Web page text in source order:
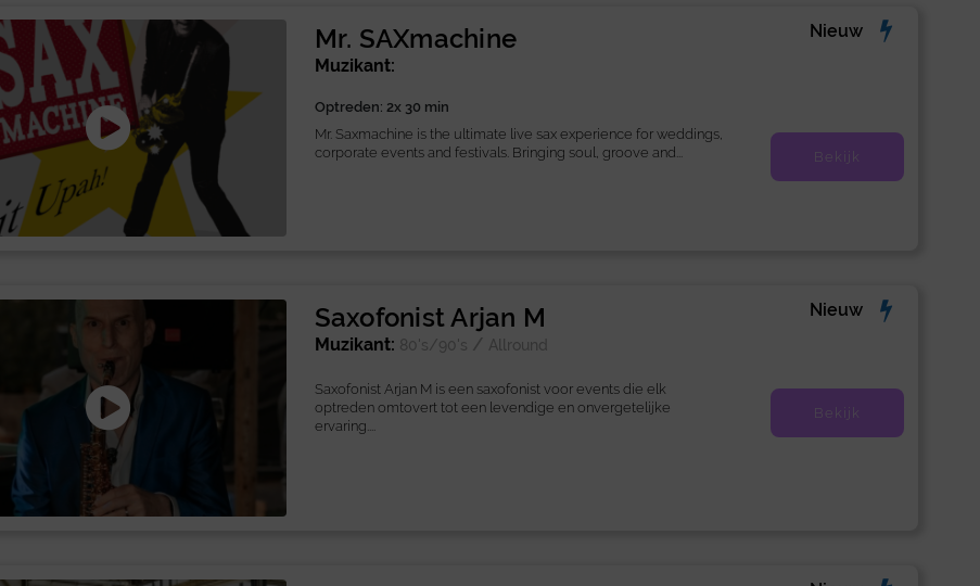
Mr. SAXmachine
Nieuw
Muzikant:
Optreden: 2x 30 min
Mr. Saxmachine is the ultimate live sax experience for weddings,
corporate events and festivals. Bringing soul, groove and...
Bekijk
Saxofonist Arjan M
Nieuw
Muzikant: 80's/90's / Allround
Saxofonist Arjan M is een saxofonist voor events die elk
optreden omtovert tot een levendige en onvergetelijke
ervaring....
Bekijk